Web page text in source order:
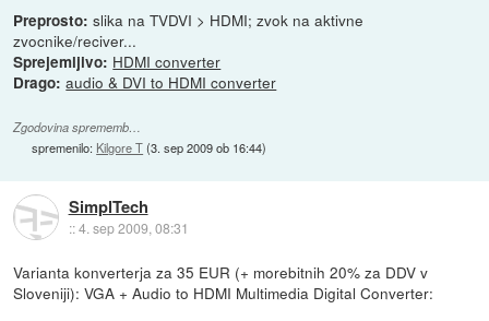
Preprosto:slika na TVDVI > HDMI; zvok na aktivne
zvocnike/reciver...
Sprejemljivo: HDMI converter
Drago: audio & DVI to HDMI converter
Zgodovina sprememb…
spremenilo: Kilgore T(3. sep 2009 ob 16:44)
SimplTech
::4. sep 2009, 08:31
Varianta konverterja za 35 EUR (+ morebitnih 20% za DDV v
Sloveniji): VGA + Audio to HDMI Multimedia Digital Converter: